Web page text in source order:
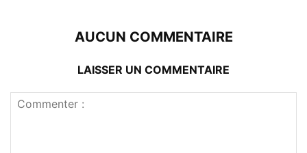
AUCUN COMMENTAIRE
LAISSER UN COMMENTAIRE